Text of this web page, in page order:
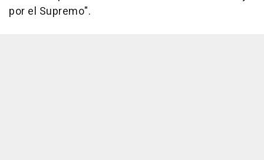
por el Supremo".